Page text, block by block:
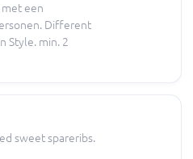
een
Different
Style. min. 2
sweet spareribs.